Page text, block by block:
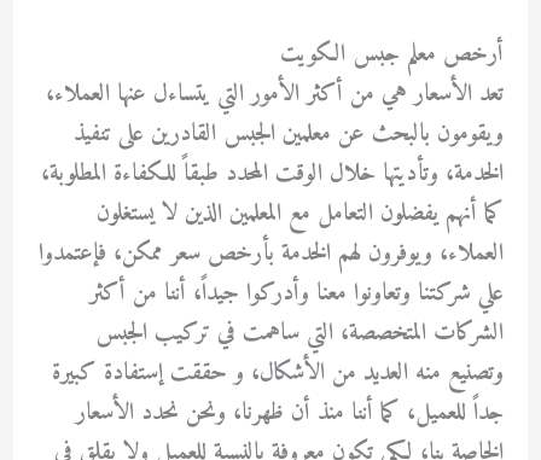
أرخص معلم جبس الكويت
تعد الأسعار هي من أكثر الأمور التي يتساءل عنها العملاء،
ويقومون بالبحث عن معلمين الجبس القادرين على تنفيذ
الخدمة، وتأديتها خلال الوقت المحدد طبقاً للكفاءة المطلوبة،
كما أنهم يفضلون التعامل مع المعلمين الذين لا يستغلون
العملاء، ويوفرون لهم الخدمة بأرخص سعر ممكن، فإعتمدوا
علي شركتنا وتعاونوا معنا وأدركوا جيداً، أننا من أكثر
الشركات المتخصصة، التي ساهمت في تركيب الجبس
وتصنيع منه العديد من الأشكال، و حققت إستفادة كبيرة
جداً للعميل، كما أننا منذ أن ظهرنا، ونحن نحدد الأسعار